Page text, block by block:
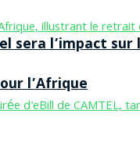
sera l’impact sur
l’Afrique